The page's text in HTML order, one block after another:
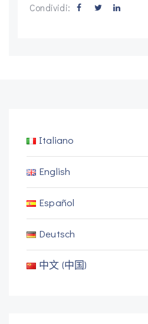
Condividi:
Italiano
English
Español
Deutsch
中文 (中国)